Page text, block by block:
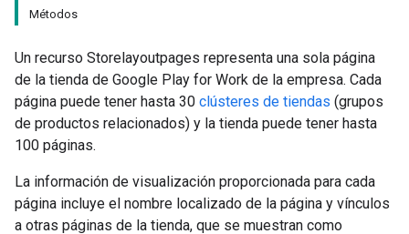
Métodos
Un recurso Storelayoutpages representa una sola página
de la tienda de Google Play for Work de la empresa. Cada
página puede tener hasta 30 clústeres de tiendas (grupos
de productos relacionados) y la tienda puede tener hasta
100 páginas.
La información de visualización proporcionada para cada
página incluye el nombre localizado de la página y vínculos
a otras páginas de la tienda, que se muestran como